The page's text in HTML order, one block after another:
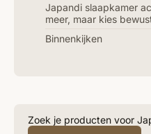
Japandi slaapkamer
meer, maar kies
Binnenkijken
Zoek je producten voor